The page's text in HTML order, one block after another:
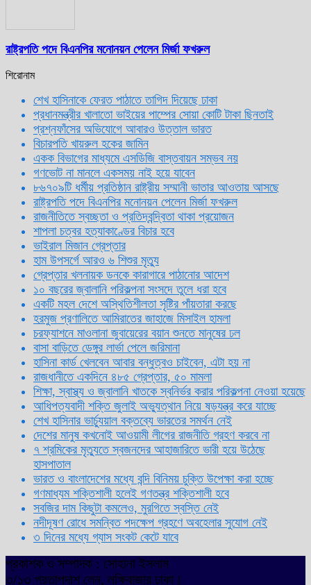
রাষ্ট্রপতি পদে বিএনপির মনোনয়ন পেলেন মির্জা ফখরুল
শিরোনাম
শেখ হাসিনাকে ফেরত পাঠাতে তাগিদ দিয়েছে ঢাকা
প্রধানমন্ত্রীর খালাতো ভাইয়ের পাম্পের সোয়া কোটি টাকা ছিনতাই
প্রশ্নফাঁসের অভিযোগে আবারও উত্তাল ভারত
বিচারপতি খায়রুল হকের জামিন
একক বিভাগের মাধ্যমে এসডিজি বাস্তবায়ন সম্ভব নয়
গণভোট না মানলে একসময় নাই হয়ে যাবেন
৮৬৭০৯টি ধর্মীয় প্রতিষ্ঠান রাষ্ট্রীয় সম্মানী ভাতার আওতায় আসছে
রাষ্ট্রপতি পদে বিএনপির মনোনয়ন পেলেন মির্জা ফখরুল
রাজনীতিতে স্বচ্ছতা ও প্রতিদ্বন্দ্বিতা থাকা প্রয়োজন
শাপলা চত্বর হত্যাকাণ্ডের বিচার হবে
ভাইরাল মিজান গ্রেপ্তার
হাম উপসর্গে আরও ৬ শিশুর মৃত্যু
গ্রেপ্তার খলনায়ক ডনকে কারাগারে পাঠানোর আদেশ
১০ বছরের জ্বালানি পরিকল্পনা সংসদে তুলে ধরা হবে
একটি মহল দেশে অস্থিতিশীলতা সৃষ্টির পাঁয়তারা করছে
হরমুজ প্রণালিতে আমিরাতের জাহাজে মিসাইল হামলা
চরফ্যাশনে মাওলানা জুবায়েরের বয়ান শুনতে মানুষের ঢল
বাসা বাড়িতে ডেঙ্গুর লার্ভা পেলে জরিমানা
হাসিনা কার্ড খেলবেন আবার বন্ধুত্বও চাইবেন, এটা হয় না
রাজধানীতে একদিনে ৪৮৫ গ্রেপ্তার, ৫০ মামলা
শিক্ষা, স্বাস্থ্য ও জ্বালানি খাতকে স্বনির্ভর করার পরিকল্পনা নেওয়া হয়েছে
আধিপত্যবাদী শক্তি জুলাই অভ্যুত্থান নিয়ে ষড়যন্ত্র করে যাচ্ছে
শেখ হাসিনার ভার্চ্যুয়াল বক্তব্যে ভারতের সমর্থন নেই
দেশের মানুষ কখনোই আওয়ামী লীগের রাজনীতি গ্রহণ করবে না
৭ শ্রমিকের মৃত্যুতে স্বজনদের আহাজারিতে ভারী হয়ে উঠেছে
হাসপাতাল
ভারত ও বাংলাদেশের মধ্যে বন্দি বিনিময় চুক্তি উপেক্ষা করা হচ্ছে
গণমাধ্যম শক্তিশালী হলেই গণতন্ত্র শক্তিশালী হবে
সবজির দাম কিছুটা কমলেও, মুরগিতে স্বস্তি নেই
নদীদূষণ রোধে সমন্বিত পদক্ষেপ গ্রহণে অবহেলার সুযোগ নেই
৩ দিনের মধ্যে গ্যাস সংকট কেটে যাবে
প্রকাশক ও সম্পাদক : সোহানা ইসলাম
৩/১৩ প্রতাপদাশ লেন, লক্ষিবাজার ঢাকা।